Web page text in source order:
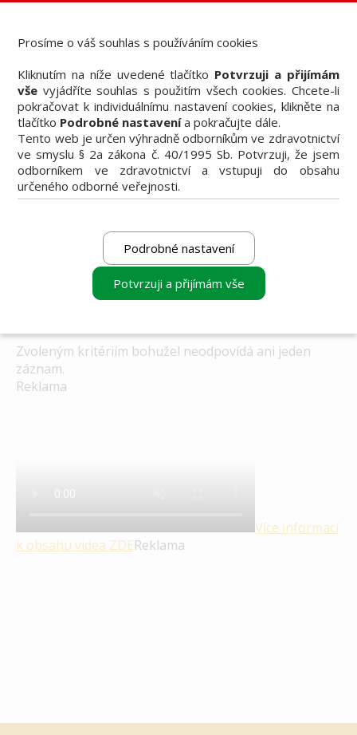
Knižní nabídka
Vzdělávací akce
Akční nabídky firem
Přehledy produktů
Inzerce
Předplatné / el. verze časopisů
Filtrovat
Zvoleným kritériím bohužel neodpovídá ani jeden
záznam.
Reklama
Více informací
k obsahu videa ZDEReklama
Prosíme o váš souhlas s používáním cookies
Kliknutím na níže uvedené tlačítko Potvrzuji a přijímám
vše vyjádříte souhlas s použitím všech cookies. Chcete-li
pokračovat k individuálnímu nastavení cookies, klikněte na
tlačítko Podrobné nastavenía pokračujte dále.
Tento web je určen výhradně odborníkům ve zdravotnictví
ve smyslu § 2a zákona č. 40/1995 Sb. Potvrzuji, že jsem
odborníkem ve zdravotnictví a vstupuji do obsahu
určeného odborné veřejnosti.
Podrobné nastavení
Potvrzuji a přijímám vše